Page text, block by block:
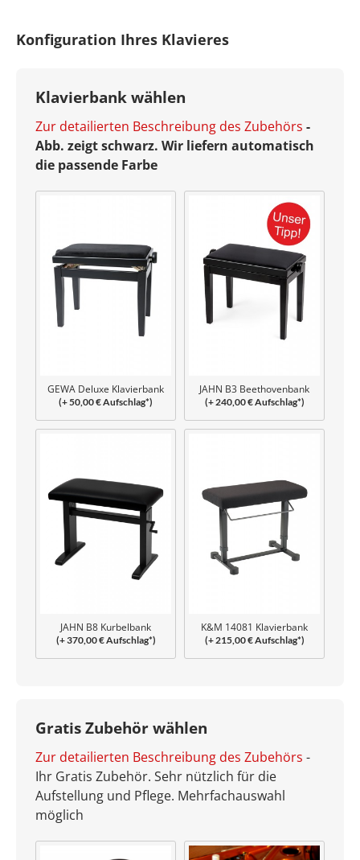
Konfiguration Ihres Klavieres
Klavierbank wählen
Zur detailierten Beschreibung des Zubehörs -
Abb. zeigt schwarz. Wir liefern automatisch
die passende Farbe
GEWA Deluxe Klavierbank
geschraubt
(+ 50,00 € Aufschlag*)
JAHN B3 Beethovenbank
verleimt
(+ 240,00 € Aufschlag*)
JAHN B8 Kurbelbank
(+ 370,00 € Aufschlag*)
K&M 14081 Klavierbank
Uplift
(+ 215,00 € Aufschlag*)
Gratis Zubehör wählen
Zur detailierten Beschreibung des Zubehörs -
Ihr Gratis Zubehör. Sehr nützlich für die
Aufstellung und Pflege. Mehrfachauswahl
möglich